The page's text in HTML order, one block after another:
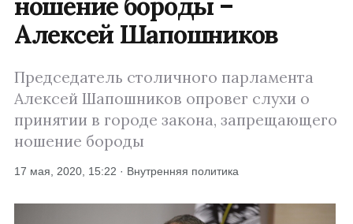
Алексей Шапошников
Председатель столичного парламента
Алексей Шапошников опровег слухи о
принятии в городе закона, запрещающего
ношение бороды
17 мая, 2020, 15:22 · Внутренняя политика